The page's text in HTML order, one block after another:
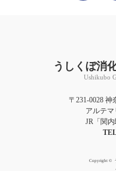
うしくぼ消
Ushikubo
〒231-0028 神
アルテ
JR「関
Copyright ©